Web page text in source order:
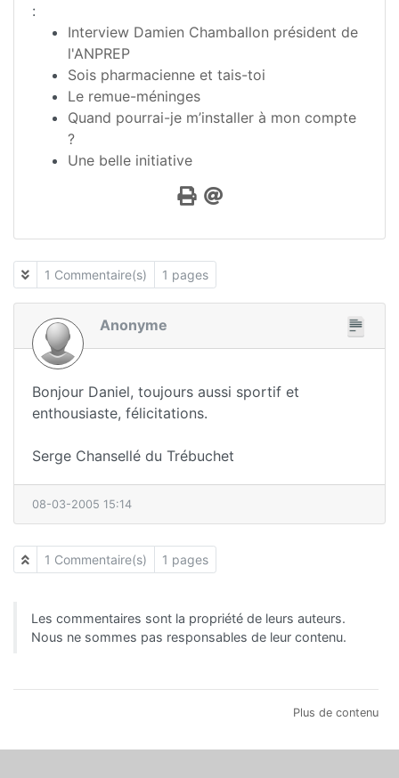
:
Interview Damien Chamballon président de
l'ANPREP
Sois pharmacienne et tais-toi
Le remue-méninges
Quand pourrai-je m’installer à mon compte
?
Une belle initiative
1 Commentaire(s) 1 pages
Anonyme
Bonjour Daniel, toujours aussi sportif et
enthousiaste, félicitations.
Serge Chansellé du Trébuchet
08-03-2005 15:14
1 Commentaire(s) 1 pages
Les commentaires sont la propriété de leurs auteurs.
Nous ne sommes pas responsables de leur contenu.
Plus de contenu